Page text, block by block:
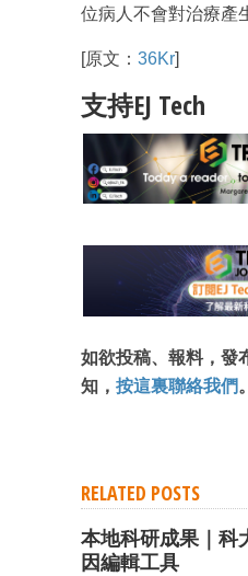
位病人不會對治療產
[原文： 36Kr]
支持EJ Tech
如欲投稿、報料，發
知， 按這裏聯絡我們。
RELATED POSTS
本地科研成果｜科
因編輯工具